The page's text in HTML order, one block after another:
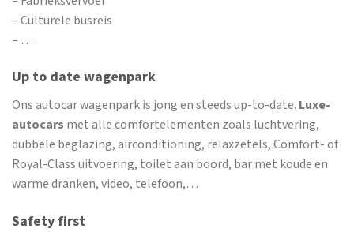
– Culturele busreis
– …
Up to date wagenpark
Ons autocar wagenpark is jong en steeds up-to-date. Luxe-
autocars met alle comfortelementen zoals luchtvering,
dubbele beglazing, airconditioning, relaxzetels, Comfort- of
Royal-Class uitvoering, toilet aan boord, bar met koude en
warme dranken, video, telefoon,…
Safety first